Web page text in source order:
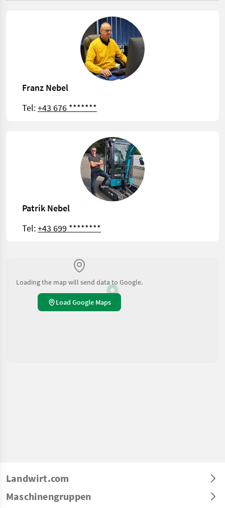
Franz Nebel
Tel:+43 676 *******
Patrik Nebel
Tel:+43 699 ********
Loading the map will send data to Google.
Load Google Maps
Landwirt.com
Maschinengruppen